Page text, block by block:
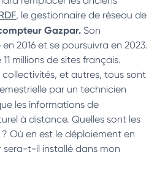
, le gestionnaire de réseau de
Gazpar. Son
2016 et se poursuivra en 2023.
millions de sites français.
collectivités, et autres, tous sont
par un technicien
les informations de
à distance. Quelles sont les
Où en est le déploiement en
sera-t-il installé dans mon